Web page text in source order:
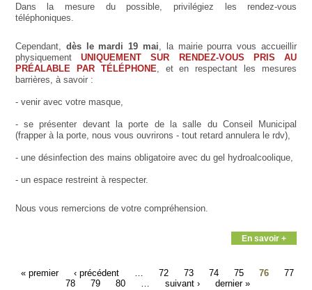
Dans la mesure du possible, privilégiez les rendez-vous
téléphoniques.
Cependant, dès le mardi 19 mai , la mairie pourra vous accueillir
physiquementUNIQUEMENT SUR RENDEZ-VOUS PRIS AU
PRÉALABLE PAR TÉLÉPHONE , et en respectant les mesures
barrières, à savoir :
- venir avec votre masque,
- se présenter devant la porte de la salle du Conseil Municipal
(frapper à la porte, nous vous ouvrirons - tout retard annulera le rdv),
- une désinfection des mains obligatoire avec du gel hydroalcoolique,
- un espace restreint à respecter.
Nous vous remercions de votre compréhension.
En savoir +
« premier ‹ précédent 72 73 74 75 76
77
78
79 80 suivant › dernier »